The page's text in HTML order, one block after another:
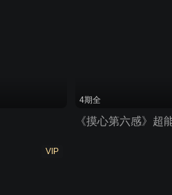
4期全
VIP